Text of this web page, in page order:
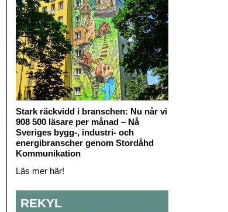
Stark räckvidd i branschen: Nu når vi
908 500 läsare per månad – Nå
Sveriges bygg-, industri- och
energibranscher genom Stordåhd
Kommunikation
Läs mer här!
REKYL